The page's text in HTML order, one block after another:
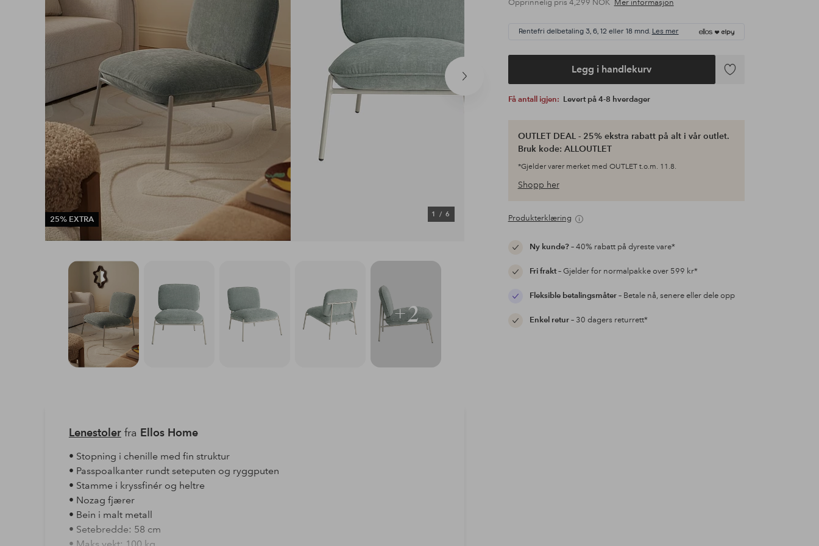
Neste
25% EXTRA
1/ 6
Opprinnelig pris 4,299 NOK Mer informasjon
Rentefri delbetaling 3, 6, 12 eller 18 mnd. Les mer
Legg i handlekurv
Legg
Få antall igjen: Levert på 4-8 hverdager
OUTLET DEAL - 25% ekstra rabatt på alt i vår outlet.
Bruk kode: ALLOUTLET
*Gjelder varer merket med OUTLET t.o.m. 11.8.
Shopp her
Produkterklæring
Ny kunde?– 40% rabatt på dyreste vare*
Fri frakt– Gjelder for normalpakke over 599 kr*
Fleksible betalingsmåter– Betale nå, senere eller dele opp
Enkel retur– 30 dagers returrett*
+2
Lenestolerfra Ellos Home
• Stopning i chenille med fin struktur
• Passpoalkanter rundt seteputen og ryggputen
• Stamme i kryssfinér og heltre
• Nozag fjærer
• Bein i malt metall
• Setebredde: 58 cm